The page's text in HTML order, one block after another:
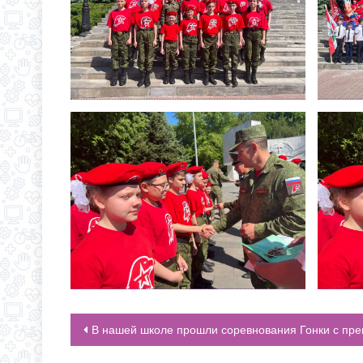
НАВИГАЦИЯ ПО ЗАПИСЯМ
В нашей школе прошли соревнования Гонки с